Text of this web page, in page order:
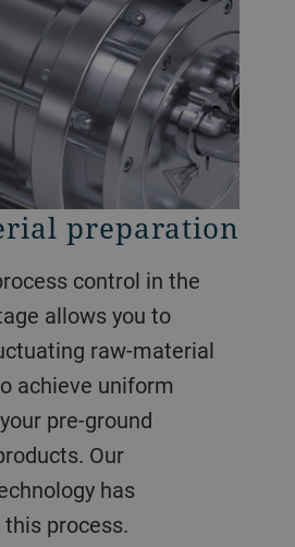
preparation
control in the
allows you to
raw-material
achieve uniform
pre-ground
Our
has
process.